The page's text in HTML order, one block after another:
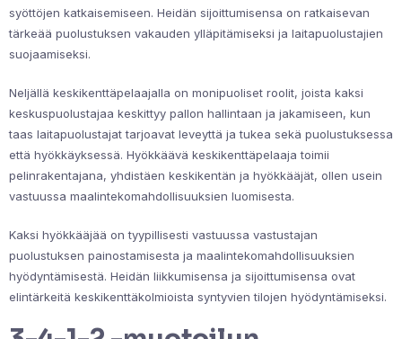
syöttöjen katkaisemiseen. Heidän sijoittumisensa on ratkaisevan
tärkeää puolustuksen vakauden ylläpitämiseksi ja laitapuolustajien
suojaamiseksi.
Neljällä keskikenttäpelaajalla on monipuoliset roolit, joista kaksi
keskuspuolustajaa keskittyy pallon hallintaan ja jakamiseen, kun
taas laitapuolustajat tarjoavat leveyttä ja tukea sekä puolustuksessa
että hyökkäyksessä. Hyökkäävä keskikenttäpelaaja toimii
pelinrakentajana, yhdistäen keskikentän ja hyökkääjät, ollen usein
vastuussa maalintekomahdollisuuksien luomisesta.
Kaksi hyökkääjää on tyypillisesti vastuussa vastustajan
puolustuksen painostamisesta ja maalintekomahdollisuuksien
hyödyntämisestä. Heidän liikkumisensa ja sijoittumisensa ovat
elintärkeitä keskikenttäkolmioista syntyvien tilojen hyödyntämiseksi.